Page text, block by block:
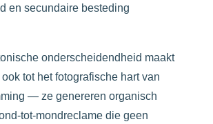
en secundaire besteding
onderscheidendheid maakt
tot het fotografische hart van
— ze genereren organisch
tot-mond­reclame die geen